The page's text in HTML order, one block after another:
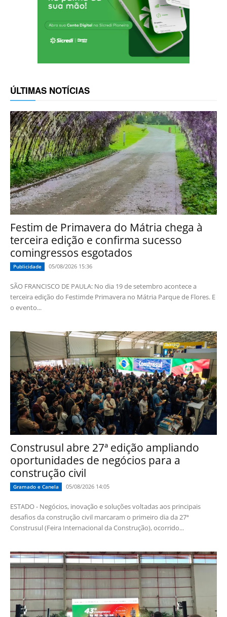
ÚLTIMAS NOTÍCIAS
Festim de Primavera do Mátria chega à
terceira edição e confirma sucesso
comingressos esgotados
Publicidade 05/08/2026 15:36
SÃO FRANCISCO DE PAULA: No dia 19 de setembro acontece a
terceira edição do Festimde Primavera no Mátria Parque de Flores. E
o evento...
Construsul abre 27ª edição ampliando
oportunidades de negócios para a
construção civil
Gramado e Canela 05/08/2026 14:05
ESTADO - Negócios, inovação e soluções voltadas aos principais
desafios da construção civil marcaram o primeiro dia da 27ª
Construsul (Feira Internacional da Construção), ocorrido...